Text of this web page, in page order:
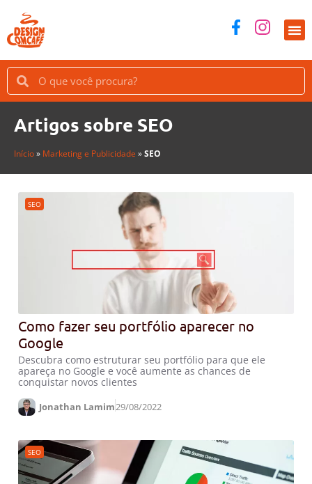
Artigos sobre SEO
Início» Marketing e Publicidade »SEO
SEO
Como fazer seu portfólio aparecer no
Google
Descubra como estruturar seu portfólio para que ele
apareça no Google e você aumente as chances de
conquistar novos clientes
Jonathan Lamim29/08/2022
SEO